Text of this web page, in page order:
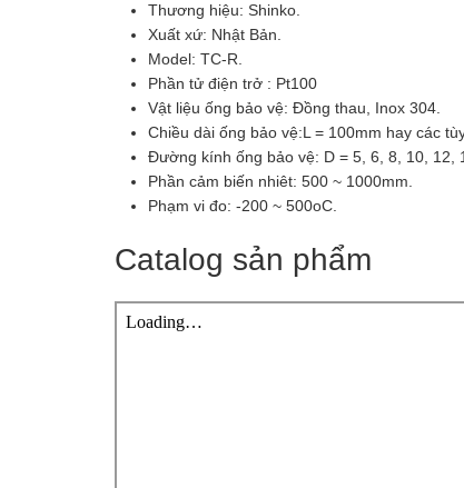
Thương hiệu: Shinko.
Xuất xứ: Nhật Bản.
Model: TC-R.
Phần tử điện trở : Pt100
Vật liệu ống bảo vệ: Đồng thau, Inox 304.
Chiều dài ống bảo vệ:L = 100mm hay các
Đường kính ống bảo vệ: D = 5, 6, 8, 10, 12,
Phần cảm biến nhiêt: 500 ~ 1000mm.
Phạm vi đo: -200 ~ 500oC.
Catalog sản phẩm